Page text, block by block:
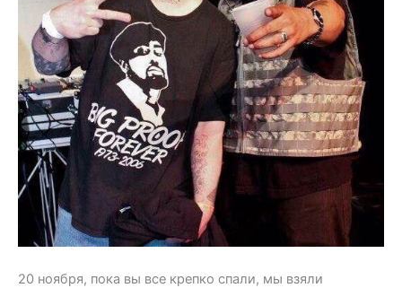
20 ноября, пока вы все крепко спали, мы взяли